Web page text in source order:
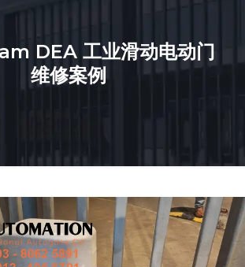
DEA 工业滑动电动门
维修案例